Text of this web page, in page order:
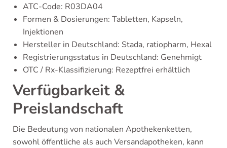
ATC-Code: R03DA04
Formen & Dosierungen: Tabletten, Kapseln,
Injektionen
Hersteller in Deutschland: Stada, ratiopharm, Hexal
Registrierungsstatus in Deutschland: Genehmigt
OTC / Rx-Klassifizierung: Rezeptfrei erhältlich
Verfügbarkeit &
Preislandschaft
Die Bedeutung von nationalen Apothekenketten,
sowohl öffentliche als auch Versandapotheken, kann